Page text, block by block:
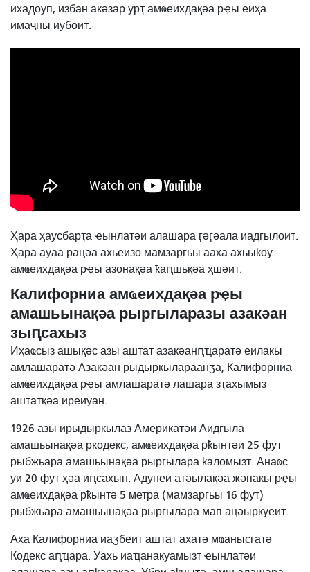
ихадоуп, избан акәзар урҭ амҩеихдақәа рҿы еиҳа
имаҷны иубоит.
Ҳара ҳаусбарҭа ҽынлатәи алашара ӷәӷәала иадгылоит.
Ҳара ауаа рацәа ахьеизо мамзаргьы ааха ахьыҟоу
амҩеихдақәа рҿы азонақәа ҟаԥшьқәа ҳшәит.
Калифорниа амҩеихдақәа рҿы
амашьынақәа рыргыларазы азакәан
зыԥсахыз
Иҳаҩсыз ашықәс азы аштат азакәанԥҵаратә еилакы
амлашаратә Азакәан рыдыркылараанӡа, Калифорниа
амҩеихдақәа рҿы амлашаратә лашара зҭахымыз
аштатқәа иреиуан.
1926 азы ирыдыркылаз Америкатәи Аидгыла
амашьынақәа ркодекс, амҩеихдақәа рҟынтәи 25 фут
рыбжьара амашьынақәа рыргылара ҟаломызт. Анаҩс
уи 20 фут ҳәа иԥсахын. Адунеи атәылақәа жәпакы рҿы
амҩеихдақәа рҟынтә 5 метра (мамзаргьы 16 фут)
рыбжьара амашьынақәа рыргылара мап ацәыркуеит.
Аха Калифорниа иаӡбеит аштат ахатә мҩанысгатә
Кодекс аԥҵара. Уахь иаҵанакуамызт ҽынлатәи